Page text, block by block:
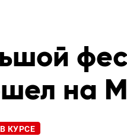
на
В КУРСЕ